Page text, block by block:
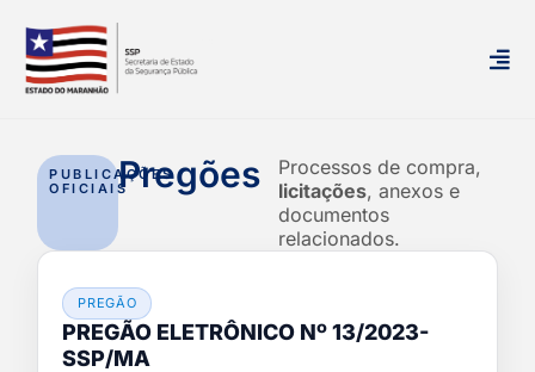
PUBLICAÇÕES
OFICIAISPregões
Processos de compra,
licitações, anexos e
documentos
relacionados.
PREGÃO
PREGÃO ELETRÔNICO Nº 13/2023-
SSP/MA